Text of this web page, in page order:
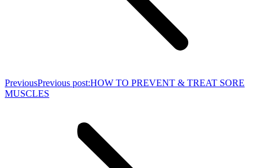
PreviousPrevious post:HOW TO PREVENT & TREAT SORE
MUSCLES